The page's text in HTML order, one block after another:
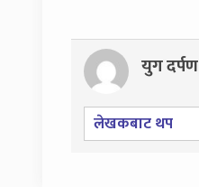
युग दर्पण
लेखकबाट थप